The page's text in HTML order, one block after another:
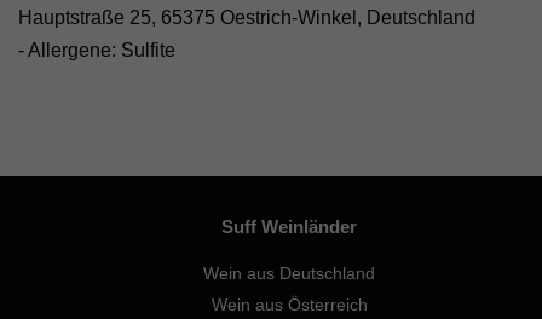
Hauptstraße 25, 65375 Oestrich-Winkel, Deutschland
- Allergene: Sulfite
Suff Weinländer
Wein aus Deutschland
Wein aus Österreich